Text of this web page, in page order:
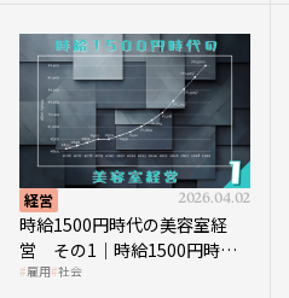
経営 2026.04.02
時給1500円時代の美容室経
営 その1｜時給1500円時代
へ向かう社会的背景
雇用 社会